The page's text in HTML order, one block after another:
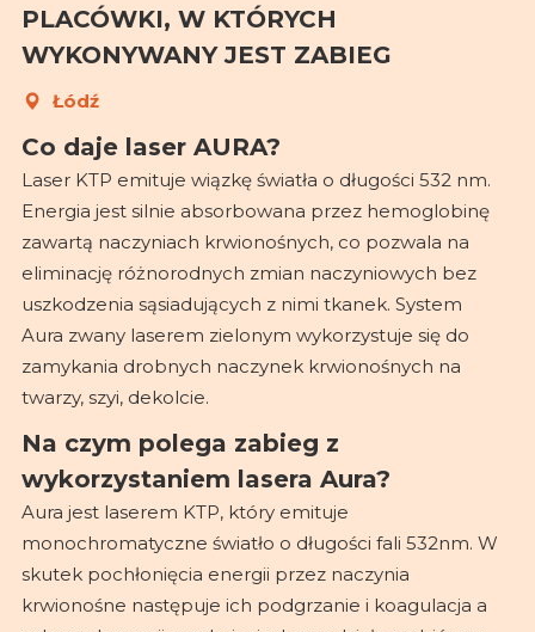
PLACÓWKI, W KTÓRYCH
WYKONYWANY JEST ZABIEG
Łódź
Co daje laser AURA?
Laser KTP emituje wiązkę światła o długości 532 nm.
Energia jest silnie absorbowana przez hemoglobinę
zawartą naczyniach krwionośnych, co pozwala na
eliminację różnorodnych zmian naczyniowych bez
uszkodzenia sąsiadujących z nimi tkanek. System
Aura zwany laserem zielonym wykorzystuje się do
zamykania drobnych naczynek krwionośnych na
twarzy, szyi, dekolcie.
Na czym polega zabieg z
wykorzystaniem lasera Aura?
Aura jest laserem KTP, który emituje
monochromatyczne światło o długości fali 532nm. W
skutek pochłonięcia energii przez naczynia
krwionośne następuje ich podgrzanie i koagulacja a